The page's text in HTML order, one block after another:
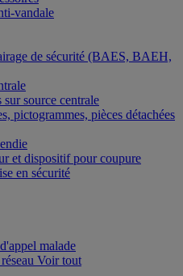
vandale
de sécurité (BAES, BAEH,
source centrale
pictogrammes, pièces détachées
et dispositif pour coupure
en sécurité
malade
Voir tout